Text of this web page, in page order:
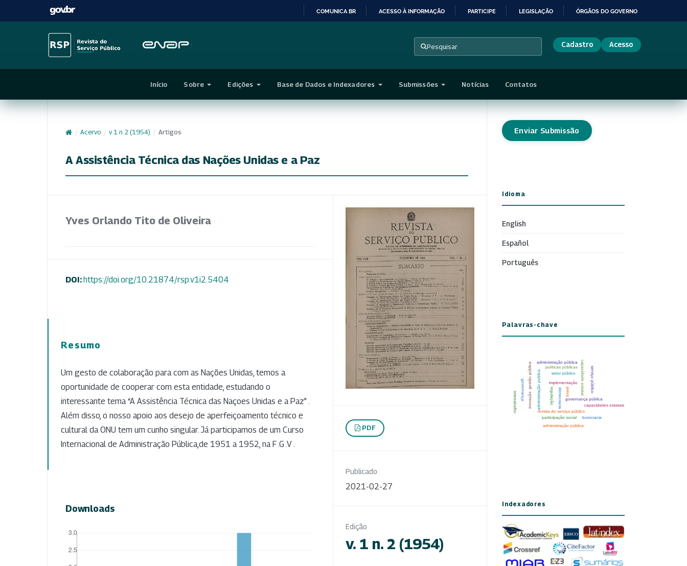
CONTEÚDO
COMUNICA BR ACESSO À INFORMAÇÃO PARTICIPE LEGISLAÇÃO ÓRGÃOS DO GOVERNO
Pesquisar Cadastro Acesso
Início Sobre Edições Base de Dados e Indexadores Submissões Notícias Contatos
/ Acervo / v. 1 n. 2 (1954) / Artigos
A Assistência Técnica das Nações Unidas e a Paz
Yves Orlando Tito de Oliveira
DOI:https://doi.org/10.21874/rsp.v1i2.5404
Resumo
Um gesto de colaboração para com as Nações Unidas, temos a
oportunidade de cooperar com esta entidade, estudando o
interessante tema “A Assistência Técnica das Naçoes Unidas e a Paz” .
Além disso, o nosso apoio aos desejo de aperfeiçoamento técnico e
cultural da ONU tem um cunho singular. Já participamos de um Curso
Internacional de Administração Pública,de 1951 a 1952, na F .G .V .
Downloads
PDF
Publicado
2021-02-27
Edição
v. 1 n. 2 (1954)
Enviar Submissão
Idioma
English
Español
Português
Palavras-chave
Indexadores